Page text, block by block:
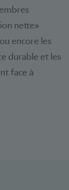
nette»
encore les
durable et les
face à